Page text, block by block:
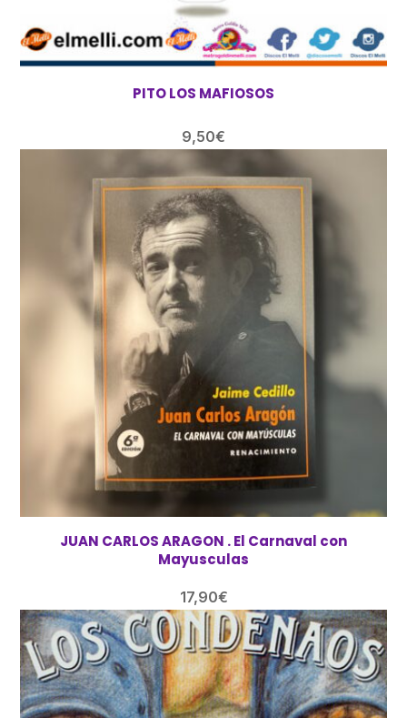
PITO LOS MAFIOSOS
9,50€
JUAN CARLOS ARAGON . El Carnaval con
Mayusculas
17,90€